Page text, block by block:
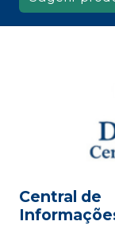
Central de